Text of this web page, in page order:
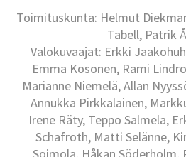
Toimituskunta: Helmut
Tabell, Patrik
Valokuvaajat: Erkki
Emma Kosonen, Rami
Marianne Niemelä, Allan
Annukka Pirkkalainen,
Irene Räty, Teppo Salmela,
Schafroth, Matti Selänne,